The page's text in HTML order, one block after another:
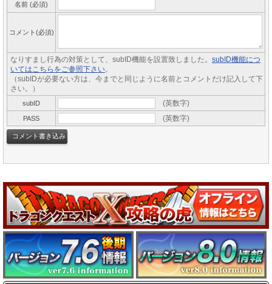
名前 (必須)
コメント(必須)
なりすまし行為の対策として、subID機能を設置致しました。 subID機能につ
いてはこちらをご参照下さい。
（subIDが必要ない方は、今までと同じように名前とコメントだけ記入して下
さい。）
subID (英数字)
PASS (英数字)